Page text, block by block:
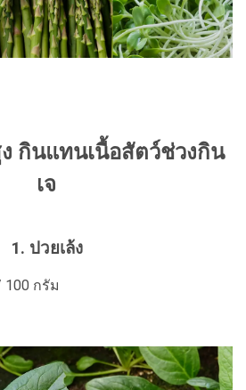
กินแทนเนื้อสัตว์ช่วงกิน
เจ
1. ปวยเล้ง
100 กรัม